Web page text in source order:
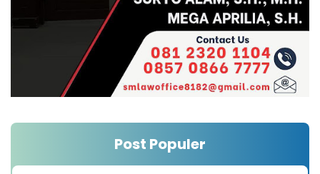
Post Populer